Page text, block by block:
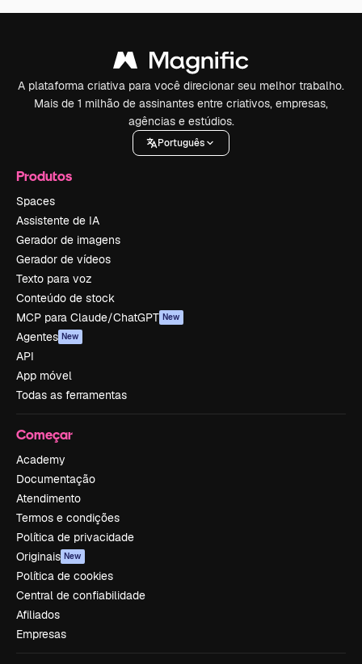
A plataforma criativa para você direcionar seu melhor trabalho.
Mais de 1 milhão de assinantes entre criativos, empresas,
agências e estúdios.
Português
Produtos
Spaces
Assistente de IA
Gerador de imagens
Gerador de vídeos
Texto para voz
Conteúdo de stock
MCP para Claude/ChatGPT New
Agentes New
API
App móvel
Todas as ferramentas
Começar
Academy
Documentação
Atendimento
Termos e condições
Política de privacidade
Originais New
Política de cookies
Central de confiabilidade
Afiliados
Empresas